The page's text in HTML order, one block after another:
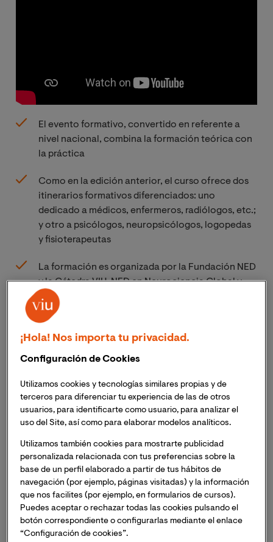
El evento formativo, convertido en referente a
nivel nacional, combina la formación teórica con
la práctica
Como en la edición anterior, el curso ofrece dos
itinerarios formativos diferenciados: uno
dedicado a médicos, enfermeros, radiólogos, etc.;
y otro a psicólogos, neuropsicólogos, logopedas
y fisioterapeutas
La formación es organizada por la Fundación NED
y la Cátedra VIU-NED en Neurociencia Global y
Cambio Social, en colaboración con el Hospital
Universitario de la Ribera y la Generalitat
Valenciana
edición del Curso en Neuroanatomía Clínico-
quirúrgica, organizado por la Fundación NED y la
Cátedra VIU-NED en Neurociencia Global y Cambio
Social en colaboración con el hospital y la Generalitat
Valenciana.
Imagen
¡Hola! Nos importa tu privacidad.
Configuración de Cookies
Utilizamos cookies y tecnologías similares propias y de
terceros para diferenciar tu experiencia de las de otros
usuarios, para identificarte como usuario, para analizar el
uso del Site, así como para elaborar modelos analíticos.
Utilizamos también cookies para mostrarte publicidad
personalizada relacionada con tus preferencias sobre la
base de un perfil elaborado a partir de tus hábitos de
navegación (por ejemplo, páginas visitadas) y la información
que nos facilites (por ejemplo, en formularios de cursos).
Puedes aceptar o rechazar todas las cookies pulsando el
botón correspondiente o configurarlas mediante el enlace
“Configuración de cookies”.